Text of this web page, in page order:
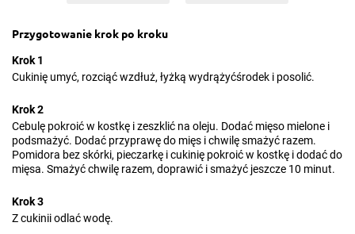
Przygotowanie krok po kroku
Krok 1
Cukinię umyć, rozciąć wzdłuż, łyżką wydrążyćśrodek i posolić.
Krok 2
Cebulę pokroić w kostkę i zeszklić na oleju. Dodać mięso mielone i
podsmażyć. Dodać przyprawę do mięs i chwilę smażyć razem.
Pomidora bez skórki, pieczarkę i cukinię pokroić w kostkę i dodać do
mięsa. Smażyć chwilę razem, doprawić i smażyć jeszcze 10 minut.
Krok 3
Z cukinii odlać wodę.